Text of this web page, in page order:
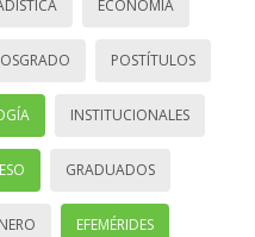
ECONOMÍA
POSTÍTULOS
INSTITUCIONALES
GRADUADOS
EFEMÉRIDES